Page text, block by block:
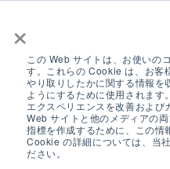
×
この Web サイトは、お使いの
す。これらの Cookie は、お客
やり取りしたかに関する情報を
ようにするために使用されま
エクスペリエンスを改善およ
Web サイトと他のメディアの
指標を作成するために、この情
Cookie の詳細については、当
ださい。
アメリ